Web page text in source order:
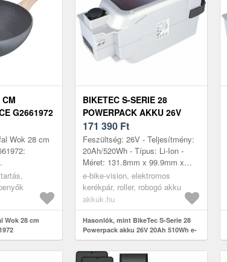
G2661972
Wok 28 cm
Natural
Wok 28 cm
BIKETEC S-SERIE 28
POWERPACK AKKU 26V
20AH 510WH E-BIKE
171 390 Ft
Feszültség: 26V - Teljesítmény:
20Ah/520Wh - Típus: Li-Ion -
Méret: 131.8mm x 99.9mm x
255mm
e-bike-vision, elektromos
kerékpár, roller, robogó akku
akkuk.hu
Hasonlók, mint BikeTec S-Serie 28
Powerpack akku 26V 20Ah 510Wh e-
bike